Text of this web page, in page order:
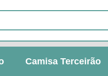
Camisa Terceirão